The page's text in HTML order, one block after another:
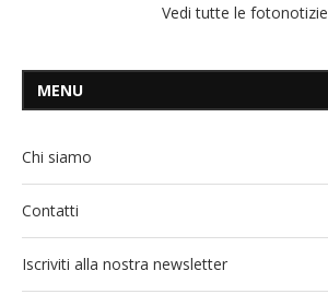
Vedi tutte le fotonotizie
MENU
Chi siamo
Contatti
Iscriviti alla nostra newsletter